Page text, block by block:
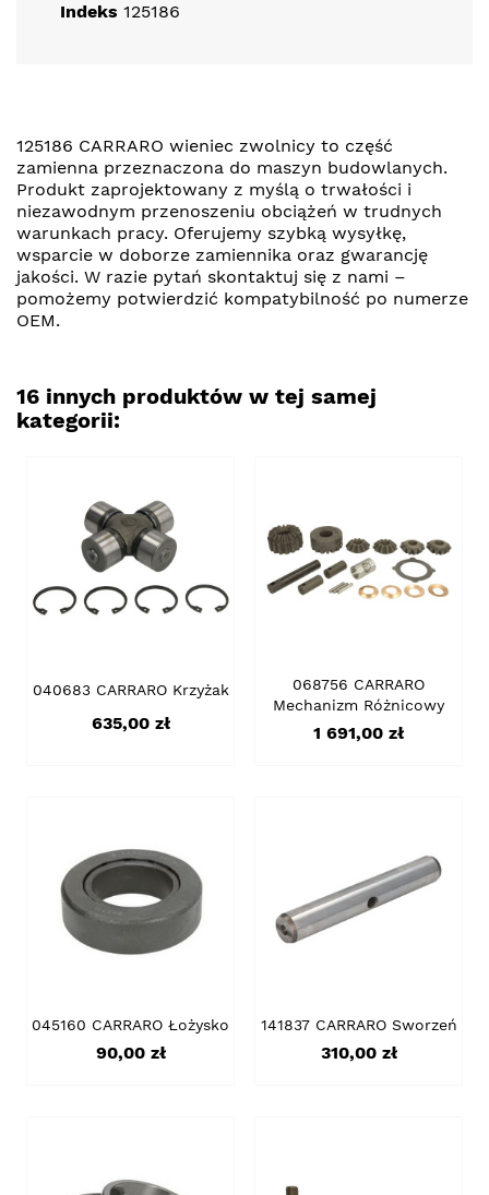
Indeks 125186
125186 CARRARO wieniec zwolnicy to część
zamienna przeznaczona do maszyn budowlanych.
Produkt zaprojektowany z myślą o trwałości i
niezawodnym przenoszeniu obciążeń w trudnych
warunkach pracy. Oferujemy szybką wysyłkę,
wsparcie w doborze zamiennika oraz gwarancję
jakości. W razie pytań skontaktuj się z nami –
pomożemy potwierdzić kompatybilność po numerze
OEM.
16 innych produktów w tej samej
kategorii:
040683 CARRARO Krzyżak
Cena
635,00 zł
068756 CARRARO
Mechanizm Różnicowy
Cena
1 691,00 zł
045160 CARRARO Łożysko
Cena
90,00 zł
141837 CARRARO Sworzeń
Cena
310,00 zł